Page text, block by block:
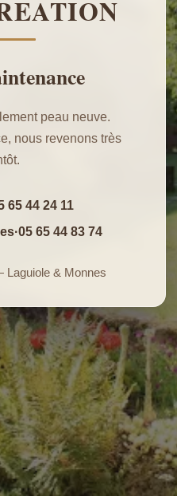
peau neuve.
nous revenons très
65 44 24 11
·05 65 44 83 74
Laguiole & Monnes